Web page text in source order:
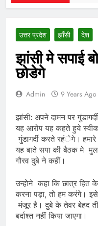
उत्तर प्रदेश झाँसी देश
झांसी मे सपाई
छोडेगे
Admin 9 Years Ago
झांसी: अपने दामन पर
यह आरोप यह कहते हुये
गुंडागर्दी करते रहंेगे।
यह बाते सपा की बैठक मे
गौरव दुबे ने कहीं।
उन्होने कहा कि छात्र हित
करना पड़ा, तो हम करंगे। इसे
मंजूर है। दुबे के तेवर बेहद
बर्दाश्त नहीं किया जाएगा।